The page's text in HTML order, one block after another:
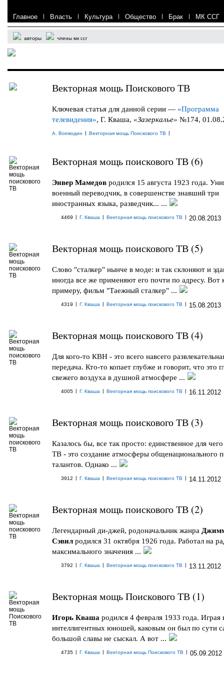
Главное | Власть | Культура | Общество | Брак | МК ССГ
авторы члены мк ссг
Векторная мощь Поискового ТВ
Ключевая статья для данной серии — «Программа
телевидения», Г. Кваша, «Зазеркалье» №174,
А. Воеводин | Векторная мощь Поискового ТВ |
Векторная мощь поискового ТВ (6)
Энвер Мамедов родился 15 августа 1923 года.
военный переводчик, в совершенстве знавший три
иностранных языка, разведчик... ...
4469 | Г. Кваша | Векторная мощь поискового ТВ | 20.08.2013
Векторная мощь поискового ТВ (5)
Слово "сталкер" нынче в моде: и так склоняют и
иногда все же применяют его почти по адресу. Вот
примеру, фильм "Таежный сталкер" ...
4319 | Г. Кваша | Векторная мощь поискового ТВ | 15.08.2013
Векторная мощь поискового ТВ (4)
Для кого-то КВН - это всего навсего
передача. Кто-то копает глубже и говорит, что это
свежего воздуха в душной атмосфере ...
4005 | Г. Кваша | Векторная мощь поискового ТВ | 16.11.2012
Векторная мощь поискового ТВ (3)
Казалось бы, все так просто: единственное для
ТВ - это создание атмосферы общенационального
талантов. Однако ...
3912 | Г. Кваша | Векторная мощь поискового ТВ | 14.11.2012
Векторная мощь поискового ТВ (2)
Легендарный ди-джей, родоначальник жанра
Сэвил родился 31 октября 1926 года. Работал на
максимального значения ...
3792 | Г. Кваша | Векторная мощь поискового ТВ | 13.11.2012
Векторная мощь Поискового ТВ (1)
Игорь Кваша родился 4 февраля 1933 года. Играя
интеллигентных юношей, каковым он был по сути
большой славы не сыскал. А вот ...
4735 | Г. Кваша | Векторная мощь Поискового ТВ | 05.09.2012